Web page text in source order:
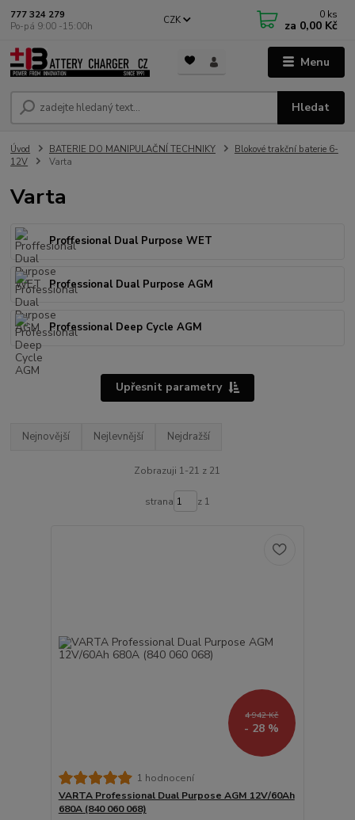
Menu
CZK
Hledat
777 324 279
Po-pá 9:00 -15:00h
0 ks
za 0,00 Kč
Úvod BATERIE DO MANIPULAČNÍ TECHNIKY
Blokové trakční baterie 6-
12V
Varta
Varta
Proffesional Dual Purpose WET
Professional Dual Purpose AGM
Professional Deep Cycle AGM
Upřesnit parametry
Nejnovější Nejlevnější Nejdražší
Zobrazuji 1-21 z 21
strana z 1
4 942 Kč
- 28 %
1 hodnocení
VARTA Professional Dual Purpose AGM 12V/60Ah
680A (840 060 068)